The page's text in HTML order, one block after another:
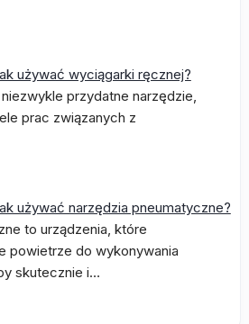
używać wyciągarki ręcznej?
przydatne narzędzie,
prac związanych z
używać narzędzia pneumatyczne?
to urządzenia, które
powietrze do wykonywania
skutecznie i…